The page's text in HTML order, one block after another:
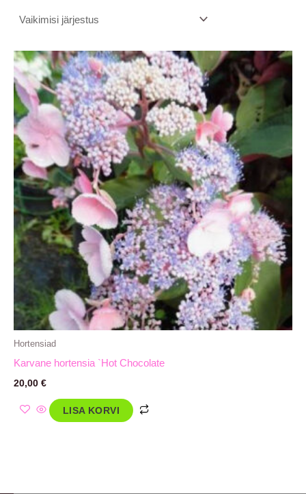
Hortensiad
Karvane hortensia `Hot Chocolate
20,00 €
LISA KORVI